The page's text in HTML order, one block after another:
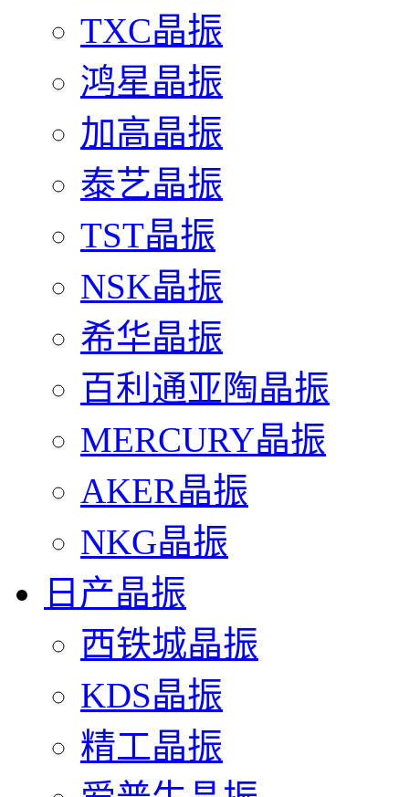
TXC晶振
鸿星晶振
加高晶振
泰艺晶振
TST晶振
NSK晶振
希华晶振
百利通亚陶晶振
MERCURY晶振
AKER晶振
NKG晶振
日产晶振
西铁城晶振
KDS晶振
精工晶振